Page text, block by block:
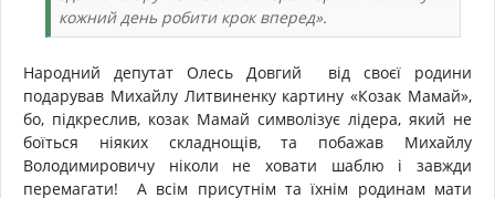
кожний день робити крок вперед».
Народний депутат Олесь Довгий від своєї родини
подарував Михайлу Литвиненку картину «Козак Мамай»,
бо, підкреслив, козак Мамай символізує лідера, який не
боїться ніяких складнощів, та побажав Михайлу
Володимировичу ніколи не ховати шаблю і завжди
перемагати! А всім присутнім та їхнім родинам мати